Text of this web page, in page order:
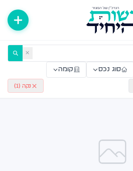
— רשות היחיד ✕
סוג נכס קומה
נקה ( 1
)